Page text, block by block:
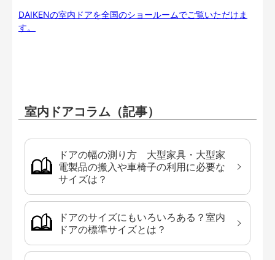
DAIKENの室内ドアを全国のショールームでご覧いただけま
す。
室内ドアコラム（記事）
ドアの幅の測り方 大型家具・大型家
電製品の搬入や車椅子の利用に必要な
サイズは？
ドアのサイズにもいろいろある？室内
ドアの標準サイズとは？